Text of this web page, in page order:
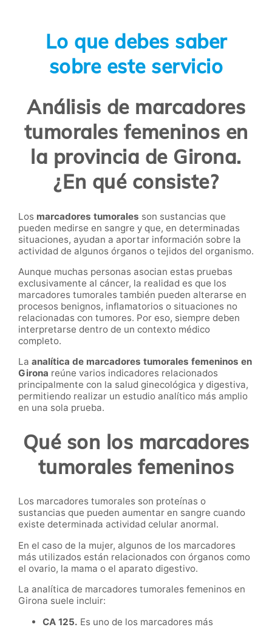
Lo que debes saber
sobre este servicio
Análisis de marcadores
tumorales femeninos en
la provincia de Girona.
¿En qué consiste?
Los marcadores tumorales son sustancias que
pueden medirse en sangre y que, en determinadas
situaciones, ayudan a aportar información sobre la
actividad de algunos órganos o tejidos del organismo.
Aunque muchas personas asocian estas pruebas
exclusivamente al cáncer, la realidad es que los
marcadores tumorales también pueden alterarse en
procesos benignos, inflamatorios o situaciones no
relacionadas con tumores. Por eso, siempre deben
interpretarse dentro de un contexto médico
completo.
La analítica de marcadores tumorales femeninos en
Girona reúne varios indicadores relacionados
principalmente con la salud ginecológica y digestiva,
permitiendo realizar un estudio analítico más amplio
en una sola prueba.
Qué son los marcadores
tumorales femeninos
Los marcadores tumorales son proteínas o
sustancias que pueden aumentar en sangre cuando
existe determinada actividad celular anormal.
En el caso de la mujer, algunos de los marcadores
más utilizados están relacionados con órganos como
el ovario, la mama o el aparato digestivo.
La analítica de marcadores tumorales femeninos en
Girona suele incluir:
CA 125. Es uno de los marcadores más